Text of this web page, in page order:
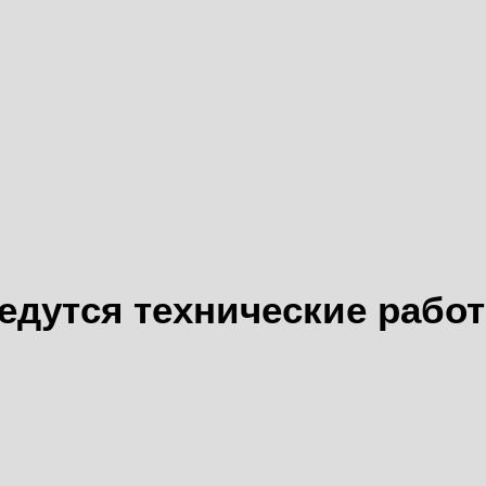
технические